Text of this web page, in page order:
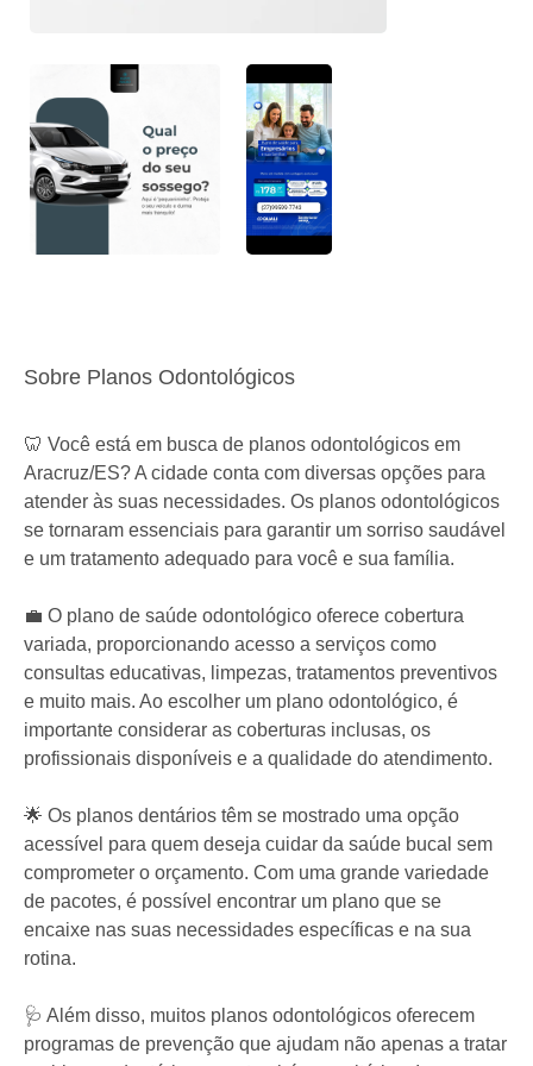
Sobre Planos Odontológicos
🦷 Você está em busca de planos odontológicos em
Aracruz/ES? A cidade conta com diversas opções para
atender às suas necessidades. Os planos odontológicos
se tornaram essenciais para garantir um sorriso saudável
e um tratamento adequado para você e sua família.
💼 O plano de saúde odontológico oferece cobertura
variada, proporcionando acesso a serviços como
consultas educativas, limpezas, tratamentos preventivos
e muito mais. Ao escolher um plano odontológico, é
importante considerar as coberturas inclusas, os
profissionais disponíveis e a qualidade do atendimento.
🌟 Os planos dentários têm se mostrado uma opção
acessível para quem deseja cuidar da saúde bucal sem
comprometer o orçamento. Com uma grande variedade
de pacotes, é possível encontrar um plano que se
encaixe nas suas necessidades específicas e na sua
rotina.
🩺 Além disso, muitos planos odontológicos oferecem
programas de prevenção que ajudam não apenas a tratar